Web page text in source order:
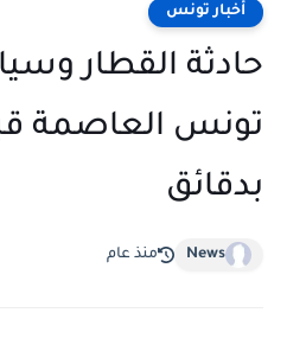
أخبار تونس
حادثة القطار
تونس العاصمة
بدقائق
News منذ عام